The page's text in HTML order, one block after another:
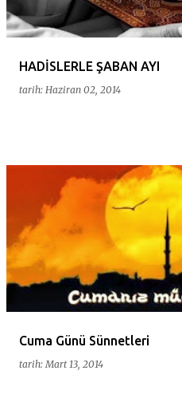
HADİSLERLE ŞABAN AYI
tarih: Haziran 02, 2014
Cuma Günü Sünnetleri
tarih:Mart 13, 2014